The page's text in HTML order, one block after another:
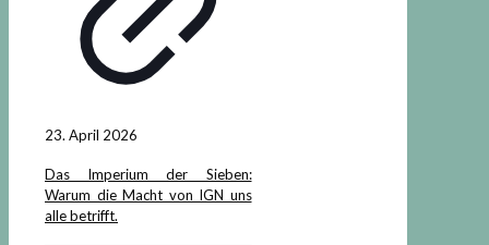
23. April 2026
Das Imperium der Sieben:
Warum die Macht von IGN uns
alle betrifft.